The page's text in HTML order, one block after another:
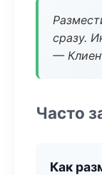
сразу.
—
Часто
Как